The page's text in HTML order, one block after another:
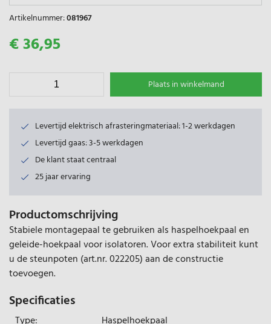
Artikelnummer:081967
€ 36,95
Plaats in winkelmand
Levertijd elektrisch afrasteringmateriaal: 1-2 werkdagen
Levertijd gaas: 3-5 werkdagen
De klant staat centraal
25 jaar ervaring
Productomschrijving
Stabiele montagepaal te gebruiken als haspelhoekpaal en
geleide-hoekpaal voor isolatoren. Voor extra stabiliteit kunt
u de steunpoten (art.nr. 022205) aan de constructie
toevoegen.
Specificaties
Type:
Haspelhoekpaal